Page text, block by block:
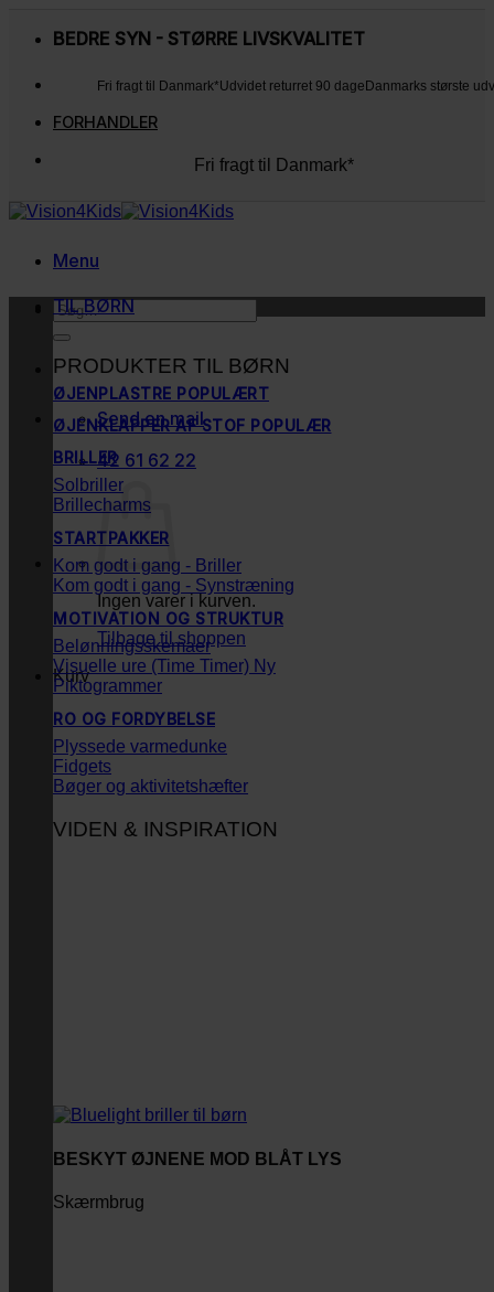
BEDRE SYN - STØRRE LIVSKVALITET
Fri fragt til Danmark*Udvidet returret 90 dage Danmarks største
FORHANDLER
Fri fragt til Danmark*
Menu
Søg
efter:
Send en mail
42 61 62 22
Ingen varer i kurven.
Tilbage til shoppen
Kurv
TIL BØRN
PRODUKTER TIL BØRN
ØJENPLASTRE
ØJENKLAPPER AF STOF
BRILLER
Solbriller
Brillecharms
STARTPAKKER
Kom godt i gang - Briller
Kom godt i gang - Synstræning
MOTIVATION OG STRUKTUR
Belønningsskemaer
Visuelle ure (Time Timer)
Piktogrammer
RO OG FORDYBELSE
Plyssede varmedunke
Fidgets
Bøger og aktivitetshæfter
VIDEN & INSPIRATION
BESKYT ØJNENE MOD BLÅT LYS
Skærmbrug